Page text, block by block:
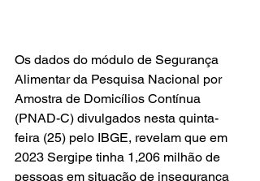
Os dados do módulo de Segurança
Alimentar da Pesquisa Nacional por
Amostra de Domicílios Contínua
(PNAD-C) divulgados nesta quinta-
feira (25) pelo IBGE, revelam que em
2023 Sergipe tinha 1,206 milhão de
pessoas em situação de insegurança